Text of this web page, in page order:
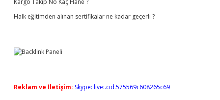
Kargo Takip No Kaç Hane ?
Halk eğitimden alınan sertifikalar ne kadar geçerli ?
Reklam ve İletişim: Skype: live:.cid.575569c608265c69